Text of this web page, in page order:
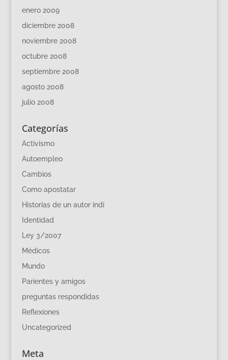
enero 2009
diciembre 2008
noviembre 2008
octubre 2008
septiembre 2008
agosto 2008
julio 2008
Categorías
Activismo
Autoempleo
Cambios
Como apostatar
Historias de un autor indi
Identidad
Ley 3/2007
Médicos
Mundo
Parientes y amigos
preguntas respondidas
Reflexiones
Uncategorized
Meta